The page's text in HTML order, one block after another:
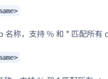
称，支持 % 和 * 匹配所有